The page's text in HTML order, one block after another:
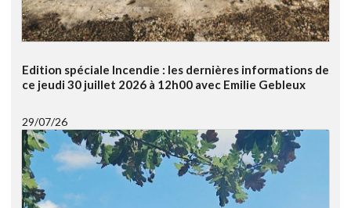
Edition spéciale Incendie : les dernières informations de
ce jeudi 30 juillet 2026 à 12h00 avec Emilie Gebleux
29/07/26